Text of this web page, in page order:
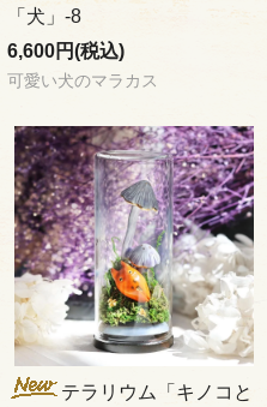
「犬」-8
6,600円(税込)
可愛い犬のマラカス
テラリウム「キノコと